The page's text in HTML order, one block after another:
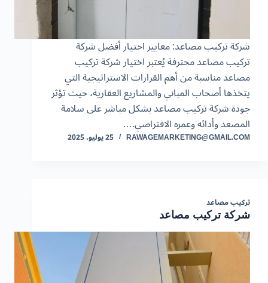
شركة تركيب مصاعد: معايير اختيار أفضل شركة
تركيب مصاعد محترفة يُعتبر اختيار شركة تركيب
مصاعد مناسبة من أهم القرارات الاستراتيجية التي
يتخذها أصحاب المباني والمشاريع العقارية، حيث تؤثر
جودة شركة تركيب مصاعد بشكل مباشر على سلامة
المصعد وأدائه وعمره الافتراضي.…
RAWAGEMARKETING@GMAIL.COM 25 يوليو، 2025
تركيب مصاعد
شركة تركيب مصاعد